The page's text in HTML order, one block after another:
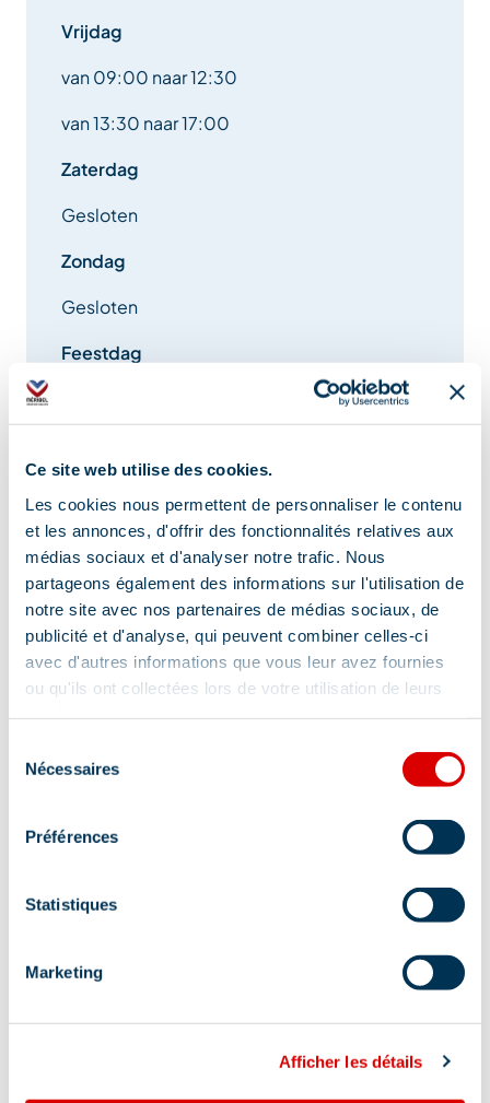
Ce site web utilise des cookies.
Les cookies nous permettent de personnaliser le contenu
et les annonces, d'offrir des fonctionnalités relatives aux
médias sociaux et d'analyser notre trafic. Nous
partageons également des informations sur l'utilisation de
notre site avec nos partenaires de médias sociaux, de
publicité et d'analyse, qui peuvent combiner celles-ci
avec d'autres informations que vous leur avez fournies
ou qu'ils ont collectées lors de votre utilisation de leurs
Nécessaires
Préférences
Statistiques
Marketing
Afficher les détails
Vrijdag
van 09:00 naar 12:30
van 13:30 naar 17:00
Zaterdag
Gesloten
Zondag
Gesloten
Feestdag
Extra informatie:
Gesproken talen
Engels, Frans
Lokalisatie